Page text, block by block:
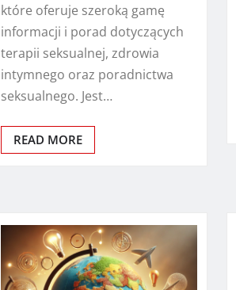
które oferuje szeroką gamę
informacji i porad dotyczących
terapii seksualnej, zdrowia
intymnego oraz poradnictwa
seksualnego. Jest…
READ MORE